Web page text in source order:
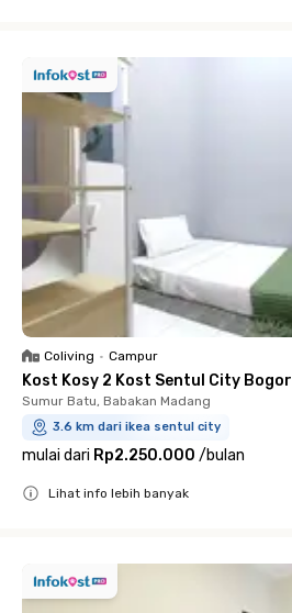
Coliving • Campur
Kost Kosy 2 Kost Sentul City Bogor
Sumur Batu, Babakan Madang
3.6 km dari ikea sentul city
mulai dari Rp2.250.000 /bulan
Lihat info lebih banyak